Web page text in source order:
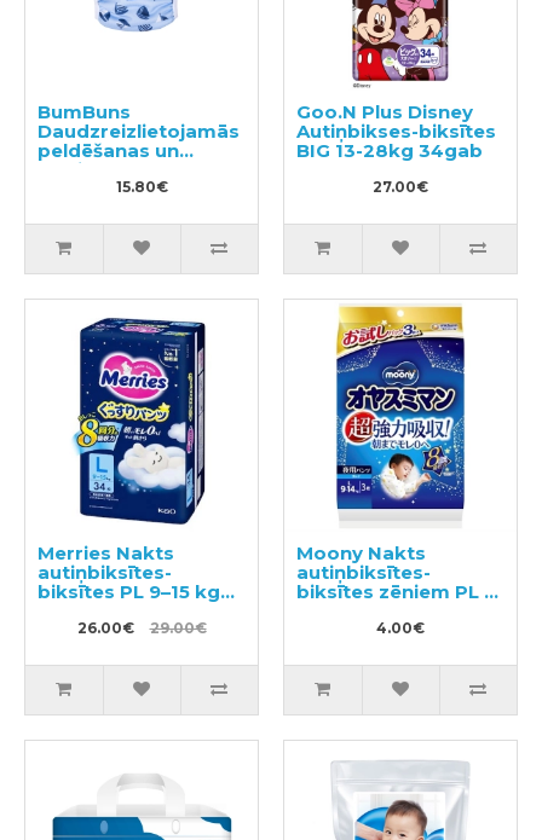
BumBuns
Daudzreizlietojamās
peldēšanas un
podiņmācību
autiņbiksīte L 14–
15.80€
Goo.N Plus Disney
Autiņbikses-biksītes
BIG 13-28kg 34gab
27.00€
Merries Nakts
autiņbiksītes-
biksītes PL 9–15 kg
26.00€ 29.00€
Moony Nakts
autiņbiksītes-
biksītes zēniem PL 9-
4.00€